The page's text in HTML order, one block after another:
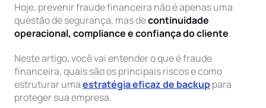
Hoje, prevenir fraude financeira não é apenas uma
questão de segurança, mas decontinuidade
operacional, compliance e confiança do cliente.
Neste artigo, você vai entender o que é fraude
financeira, quais são os principais riscos e como
estruturar umaestratégia eficaz de backuppara
proteger sua empresa.